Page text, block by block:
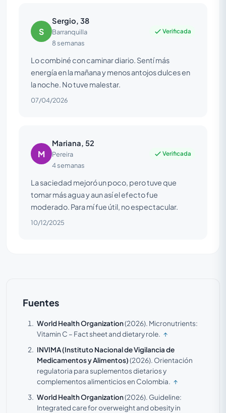
S
Sergio, 38
Barranquilla
8 semanas
Verificada
Lo combiné con caminar diario. Sentí más
energía en la mañana y menos antojos dulces en
la noche. No tuve malestar.
07/04/2026
M
Mariana, 52
Pereira
4 semanas
Verificada
La saciedad mejoró un poco, pero tuve que
tomar más agua y aun así el efecto fue
moderado. Para mí fue útil, no espectacular.
10/12/2025
Fuentes
World Health Organization(2026). Micronutrients:
Vitamin C – Fact sheet and dietary role. ↑
INVIMA (Instituto Nacional de Vigilancia de
Medicamentos y Alimentos)(2026). Orientación
regulatoria para suplementos dietarios y
complementos alimenticios en Colombia. ↑
World Health Organization(2026). Guideline:
Integrated care for overweight and obesity in